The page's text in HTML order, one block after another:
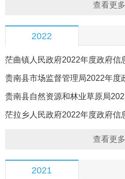
查看更
2022
茫曲镇人民政府2022年度政府信
贵南县市场监督管理局2022年度
度报告
贵南县自然资源和林业草原局
工作年度报告
茫拉乡人民政府2022年度政府信
查看更
2021